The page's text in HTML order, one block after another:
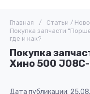
Главная / Статьи /
Покупка запчасти
где и как?
Покупка
Хино 500 J08C-
Дата публикации: